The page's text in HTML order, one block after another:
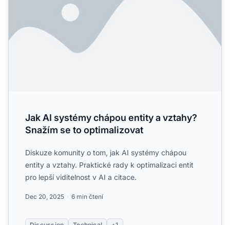
Jak AI systémy chápou entity a vztahy?
Snažím se to optimalizovat
Diskuze komunity o tom, jak AI systémy chápou
entity a vztahy. Praktické rady k optimalizaci entit
pro lepší viditelnost v AI a citace.
Dec 20, 2025 6 min čtení